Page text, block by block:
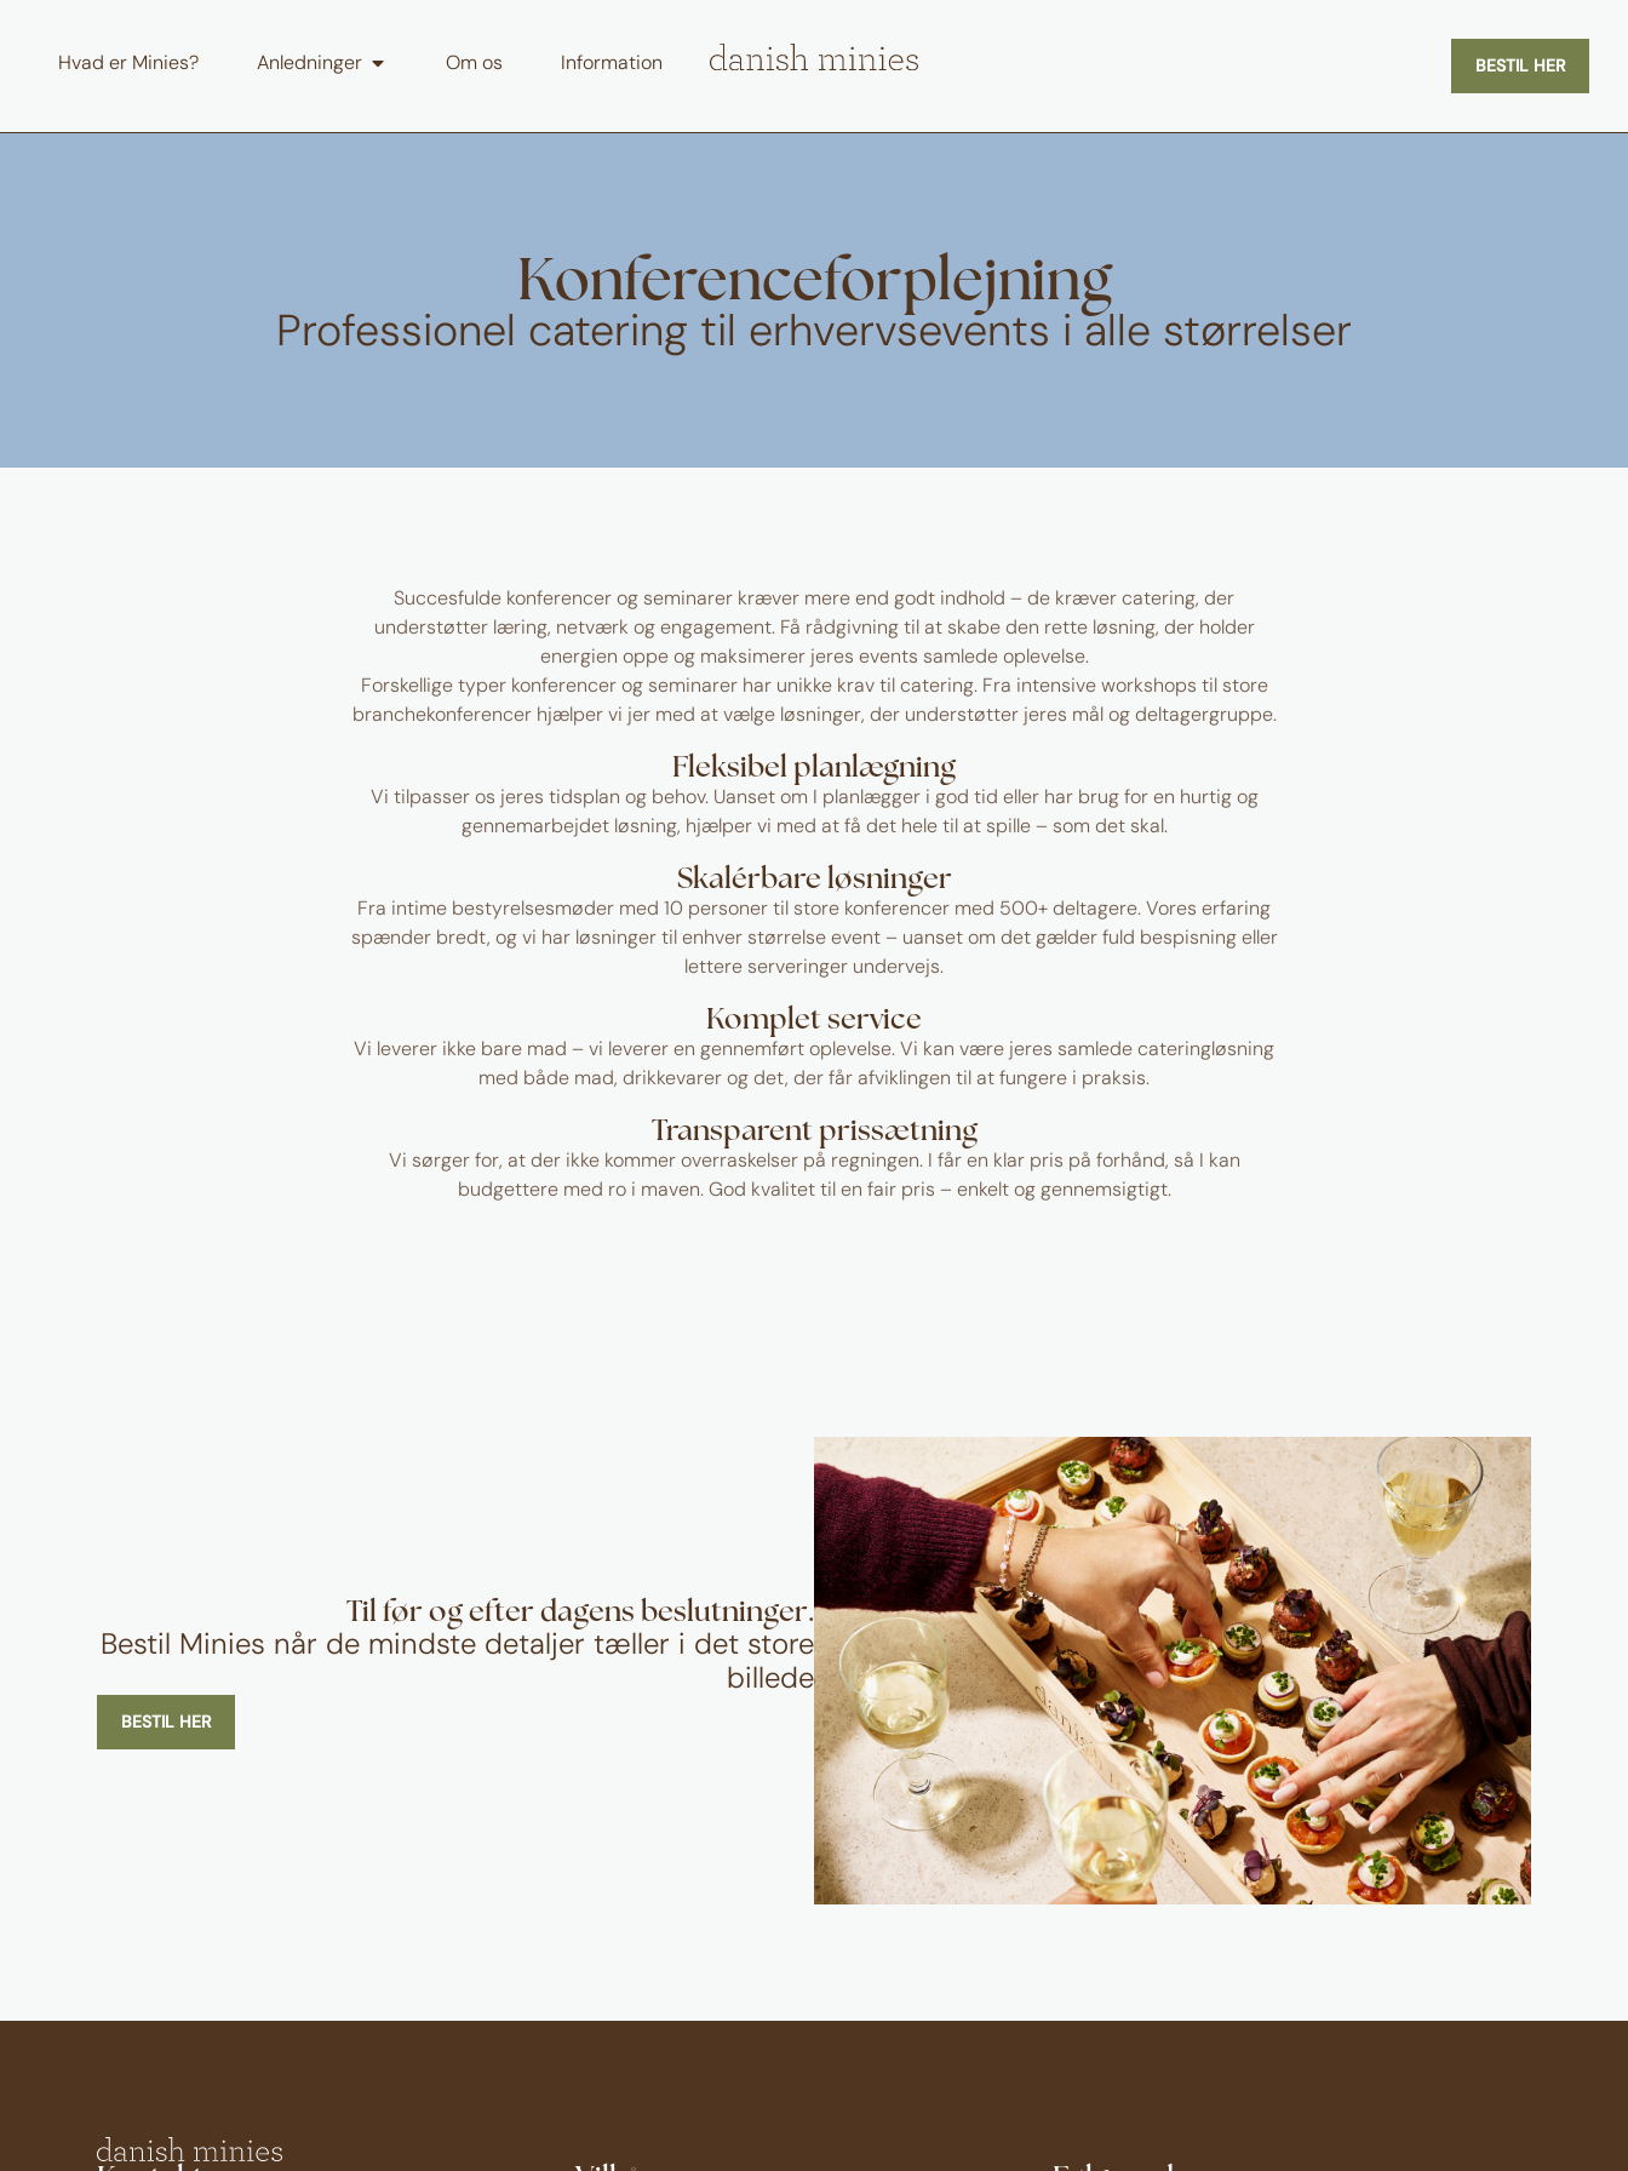
Hvad er Minies? Anledninger Om os Information BESTIL HER
Konferenceforplejning
Professionel catering til erhvervsevents i alle størrelser
Succesfulde konferencer og seminarer kræver mere end godt indhold – de kræver catering, der
understøtter læring, netværk og engagement. Få rådgivning til at skabe den rette løsning, der holder
energien oppe og maksimerer jeres events samlede oplevelse.
Forskellige typer konferencer og seminarer har unikke krav til catering. Fra intensive workshops til store
branchekonferencer hjælper vi jer med at vælge løsninger, der understøtter jeres mål og deltagergruppe.
Fleksibel planlægning
Vi tilpasser os jeres tidsplan og behov. Uanset om I planlægger i god tid eller har brug for en hurtig og
gennemarbejdet løsning, hjælper vi med at få det hele til at spille – som det skal.
Skalérbare løsninger
Fra intime bestyrelsesmøder med 10 personer til store konferencer med 500+ deltagere. Vores erfaring
spænder bredt, og vi har løsninger til enhver størrelse event – uanset om det gælder fuld bespisning eller
lettere serveringer undervejs.
Komplet service
Vi leverer ikke bare mad – vi leverer en gennemført oplevelse. Vi kan være jeres samlede cateringløsning
med både mad, drikkevarer og det, der får afviklingen til at fungere i praksis.
Transparent prissætning
Vi sørger for, at der ikke kommer overraskelser på regningen. I får en klar pris på forhånd, så I kan
budgettere med ro i maven. God kvalitet til en fair pris – enkelt og gennemsigtigt.
Til før og efter dagens beslutninger.
Bestil Minies når de mindste detaljer tæller i det store
billede
BESTIL HER